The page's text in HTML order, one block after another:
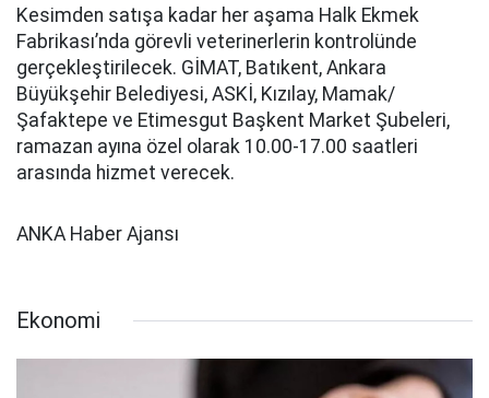
Kesimden satışa kadar her aşama Halk Ekmek
Fabrikası’nda görevli veterinerlerin kontrolünde
gerçekleştirilecek. GİMAT, Batıkent, Ankara
Büyükşehir Belediyesi, ASKİ, Kızılay, Mamak/
Şafaktepe ve Etimesgut Başkent Market Şubeleri,
ramazan ayına özel olarak 10.00-17.00 saatleri
arasında hizmet verecek.
ANKA Haber Ajansı
Ekonomi